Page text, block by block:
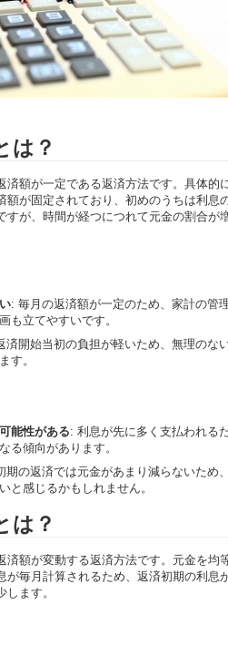
は？
済額が一定である返済方法です。具体的
額が固定されており、初めのうちは利息
すが、時間が経つにつれて元金の割合が
: 毎月の返済額が一定のため、家計の管
も立てやすいです。
済開始当初の負担が軽いため、無理のな
す。
能性がある: 利息が先に多く支払われる
る傾向があります。
期の返済では元金があまり減らないため
と感じるかもしれません。
は？
済額が変動する返済方法です。元金を均
が毎月計算されるため、返済初期の利息
ます。